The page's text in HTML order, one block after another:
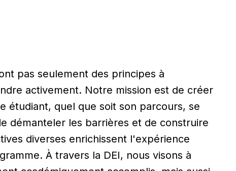
pas seulement des principes à
activement. Notre mission est de créer
étudiant, quel que soit son parcours, se
démanteler les barrières et de construire
diverses enrichissent l'expérience
À travers la DEI, nous visons à